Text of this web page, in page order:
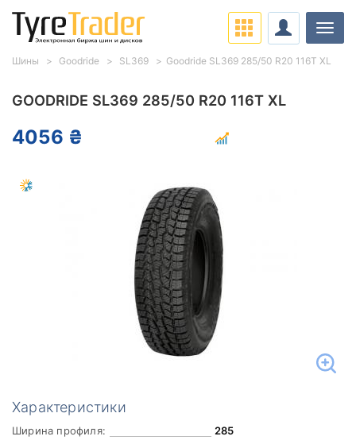
GOODRIDE SL369 285/50 R20 116T XL
4056 ₴
Характеристики
Ширина профиля:
285
Шины Goodride SL369 Goodride SL369 285/50 R20 116T XL